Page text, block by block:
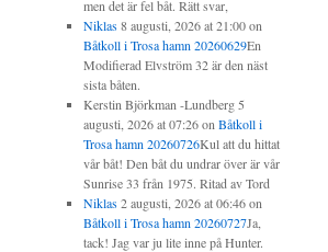
men det är fel båt. Rätt svar,
Niklas8 augusti, 2026 at 21:00on
Båtkoll i Trosa hamn 20260629En
Modifierad Elvström 32 är den näst
sista båten.
Kerstin Björkman -Lundberg5
augusti, 2026 at 07:26on Båtkoll i
Trosa hamn 20260726Kul att du hittat
vår båt! Den båt du undrar över är vår
Sunrise 33 från 1975. Ritad av Tord
Niklas2 augusti, 2026 at 06:46on
Båtkoll i Trosa hamn 20260727Ja,
tack! Jag var ju lite inne på Hunter.